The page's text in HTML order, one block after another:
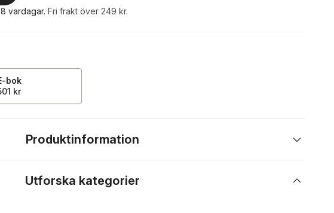
vardagar. Fri frakt över 249 kr.
bok
kr
Produktinformation
Utforska kategorier